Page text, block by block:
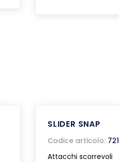
SLIDER SNAP
Codice articolo: 721
Attacchi scorrevoli